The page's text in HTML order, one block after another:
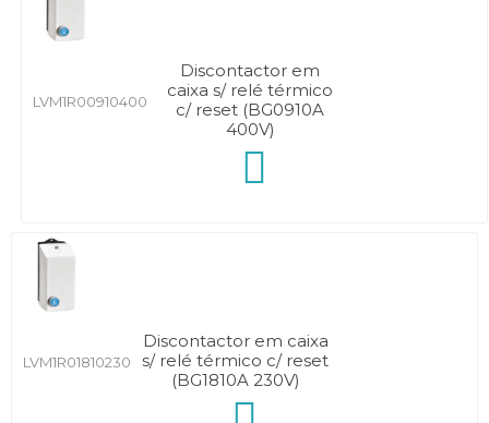
LVM1R00910400
Discontactor em
caixa s/ relé térmico
c/ reset (BG0910A
400V)
LVM1R01810230
Discontactor em caixa
s/ relé térmico c/ reset
(BG1810A 230V)